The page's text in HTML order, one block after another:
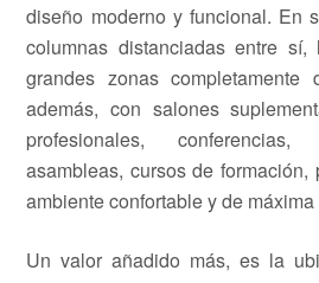
diseño moderno y funcional. En
columnas distanciadas entre
grandes zonas completamente
además, con salones
profesionales,
asambleas, cursos de formación,
ambiente confortable y de
Un valor añadido más, es la